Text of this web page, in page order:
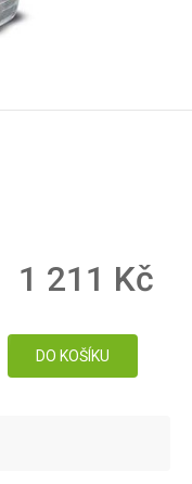
1 211 Kč
DO KOŠÍKU